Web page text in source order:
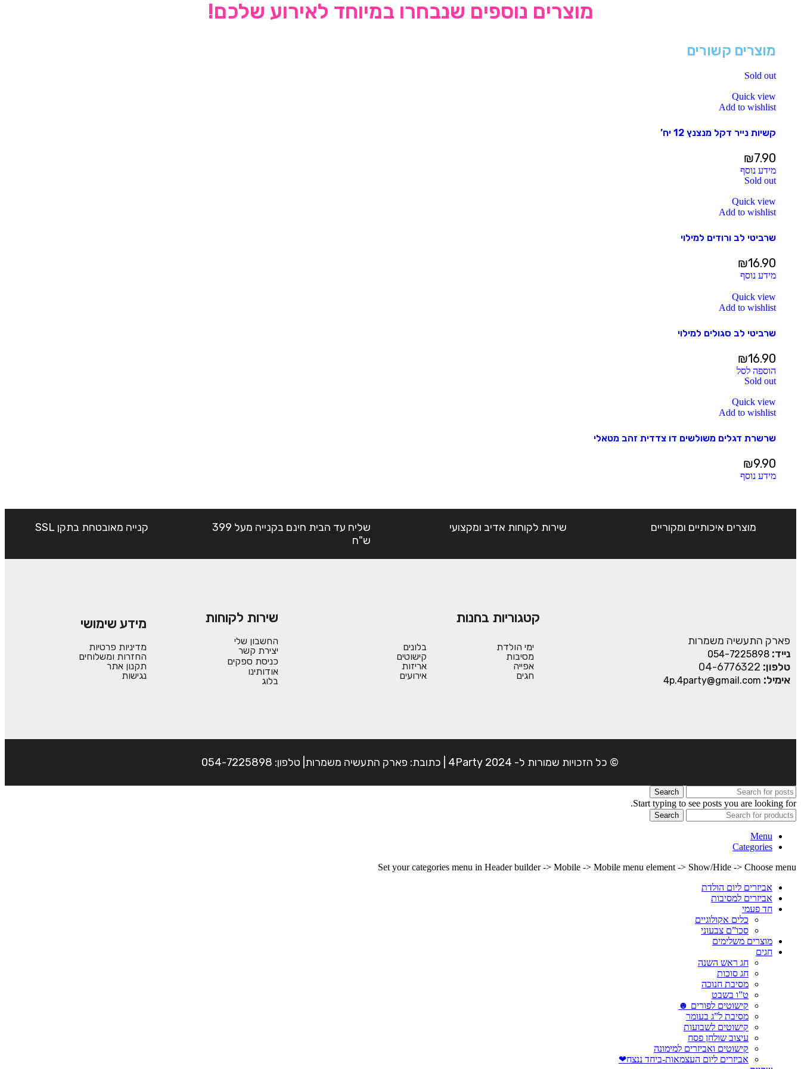
מוצרים נוספים שנבחרו במיוחד לאירוע שלכם!
מוצרים קשורים
Sold out
Quick view
Add to wishlist
קשיות נייר דקל מנצנץ 12 יח’
₪7.90
מידע נוסף
Sold out
Quick view
Add to wishlist
שרביטי לב ורודים למילוי
₪16.90
מידע נוסף
Quick view
Add to wishlist
שרביטי לב סגולים למילוי
₪16.90
הוספה לסל
Sold out
Quick view
Add to wishlist
שרשרת דגלים משולשים דו צדדית זהב מטאלי
₪9.90
מידע נוסף
מוצרים איכותיים ומקוריים שירות לקוחות אדיב ומקצועי
שליח עד הבית חינם בקנייה מעל 399
ש"ח
קנייה מאובטחת בתקן SSL
פארק התעשיה משמרות
נייד: 054-7225898
טלפון: 04-6776322
אימיל: 4p.4party@gmail.com
קטגוריות בחנות
ימי הולדת
מסיבות
אפייה
חגים
בלונים
קישוטים
אריזות
אירועים
שירות לקוחות
החשבון שלי
יצירת קשר
כניסת ספקים
אודותינו
בלוג
מידע שימושי
מדיניות פרטיות
החזרות ומשלוחים
תקנון אתר
נגישות
© כל הזכויות שמורות ל- 4Party 2024 | כתובת: פארק התעשיה משמרות| טלפון: 054-7225898
Search
Start typing to see posts you are looking for.
Search
Menu
Categories
Set your categories menu in Header builder -> Mobile -> Mobile menu element -> Show/Hide -> Choose menu
אביזרים ליום הולדת
אביזרים למסיבות
חד פעמי
כלים אקולוגיים
סכו”ם צבעוני
מוצרים משלימים
חגים
חג ראש השנה
חג סוכות
מסיבת חנוכה
ט”ו בשבט
קישוטים לפורים ☻
מסיבת ל”ג בעומר
קישוטים לשבועות
עיצוב שולחן פסח
קישוטים ואביזרים למימונה
אביזרים ליום העצמאות-ביחד ננצח❤